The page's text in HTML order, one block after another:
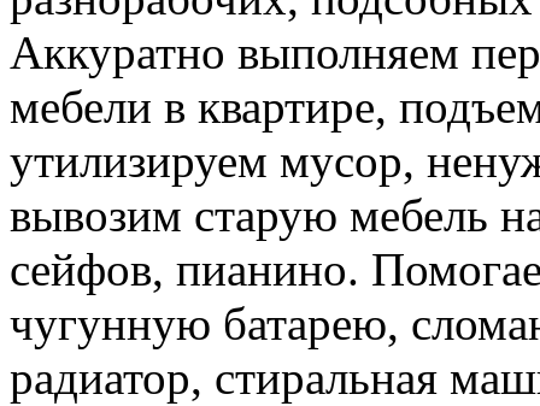
Аккуратно выполняем
мебели в квартире,
утилизируем мусор,
вывозим старую мебель
сейфов, пианино.
чугунную батарею,
радиатор, стиральная